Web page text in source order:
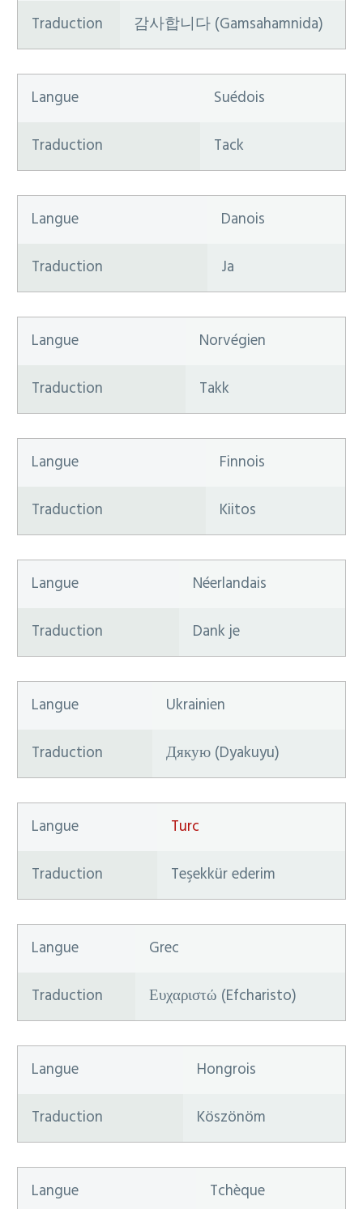
Traduction
감사합니다 (Gamsahamnida)
Langue
Suédois
Traduction
Tack
Langue
Danois
Traduction
Ja
Langue
Norvégien
Traduction
Takk
Langue
Finnois
Traduction
Kiitos
Langue
Néerlandais
Traduction
Dank je
Langue
Ukrainien
Traduction
Дякую (Dyakuyu)
Langue
Turc
Traduction
Teşekkür ederim
Langue
Grec
Traduction
Ευχαριστώ (Efcharisto)
Langue
Hongrois
Traduction
Köszönöm
Langue
Tchèque